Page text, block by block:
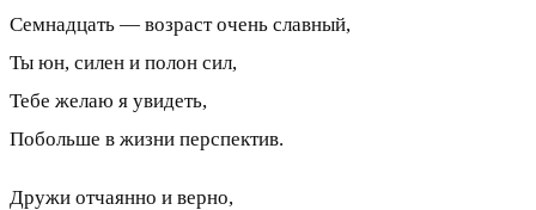
Семнадцать — возраст очень славный,
Ты юн, силен и полон сил,
Тебе желаю я увидеть,
Побольше в жизни перспектив.
Дружи отчаянно и верно,